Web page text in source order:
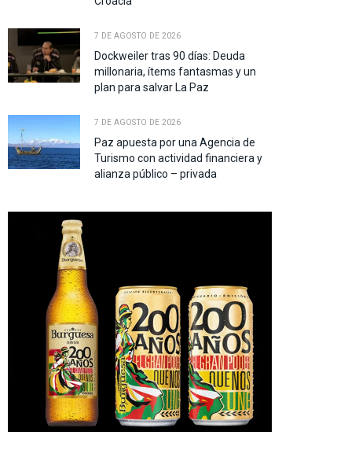
7 DE AGOSTO DE 2026
Dockweiler tras 90 días: Deuda
millonaria, ítems fantasmas y un
plan para salvar La Paz
7 DE AGOSTO DE 2026
Paz apuesta por una Agencia de
Turismo con actividad financiera y
alianza público – privada